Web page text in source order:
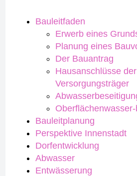
Bauleitfaden
Erwerb eines
Planung eines
Der Bauantrag
Hausanschlüsse der
Versorgungsträger
Bauleitplanung
Perspektive Innenstadt
Dorfentwicklung
Abwasser
Entwässerung